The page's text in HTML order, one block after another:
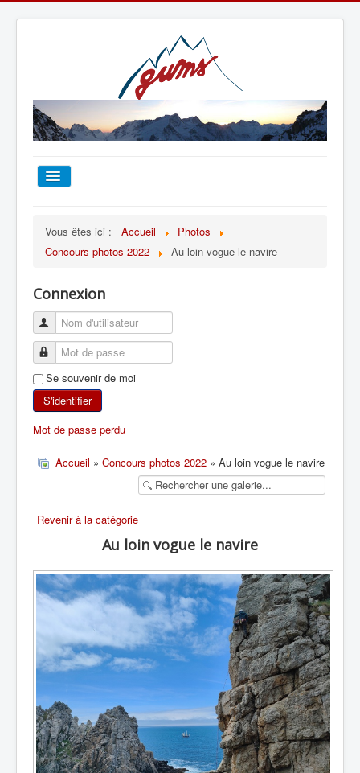
TOUT SUR LE GUMS
ESCALADE
ALPINISME
SKI DE RANDONNÉE
RANDONNÉE SPORTIVE
Vous êtes ici : Accueil
Photos
Concours photos 2022
Au loin vogue le navire
Connexion
Se souvenir de moi
S'identifier
Mot de passe perdu
Accueil » Concours photos 2022 » Au loin vogue le navire
Revenir à la catégorie
Au loin vogue le navire